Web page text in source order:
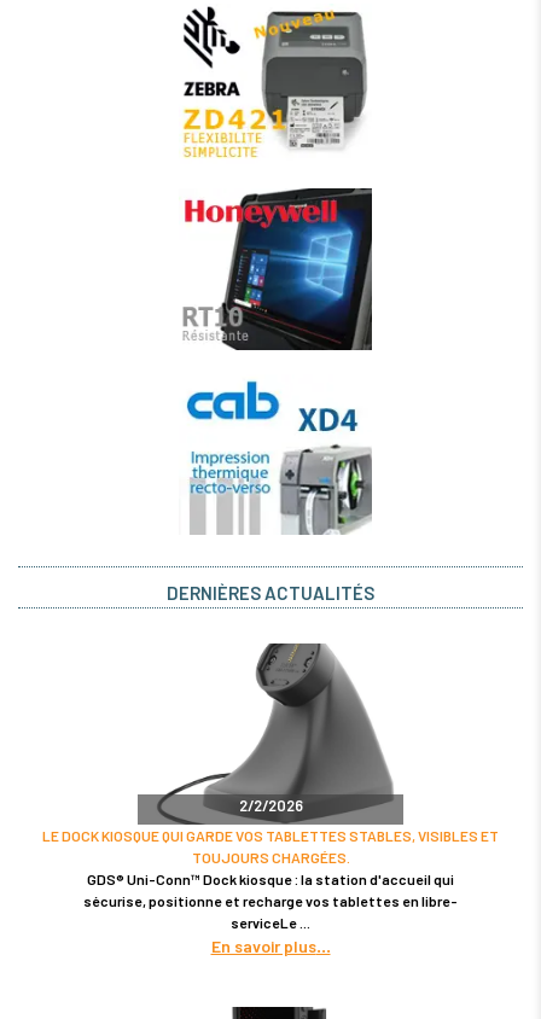
DERNIÈRES ACTUALITÉS
2/2/2026
LE DOCK KIOSQUE QUI GARDE VOS TABLETTES STABLES, VISIBLES ET
TOUJOURS CHARGÉES.
GDS® Uni-Conn™ Dock kiosque : la station d'accueil qui
sécurise, positionne et recharge vos tablettes en libre-
serviceLe
En savoir plus